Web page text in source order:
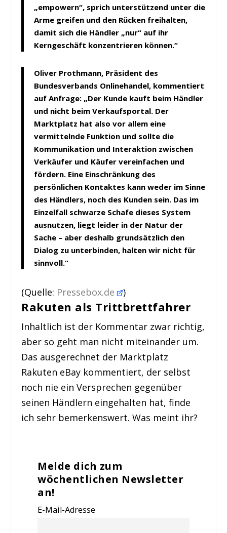
„empowern“, sprich unterstützend unter die
Arme greifen und den Rücken freihalten,
damit sich die Händler „nur“ auf ihr
Kerngeschäft konzentrieren können.“
Oliver Prothmann, Präsident des
Bundesverbands Onlinehandel, kommentiert
auf Anfrage: „Der Kunde kauft beim Händler
und nicht beim Verkaufsportal. Der
Marktplatz hat also vor allem eine
vermittelnde Funktion und sollte die
Kommunikation und Interaktion zwischen
Verkäufer und Käufer vereinfachen und
fördern. Eine Einschränkung des
persönlichen Kontaktes kann weder im Sinne
des Händlers, noch des Kunden sein. Das im
Einzelfall schwarze Schafe dieses System
ausnutzen, liegt leider in der Natur der
Sache – aber deshalb grundsätzlich den
Dialog zu unterbinden, halten wir nicht für
sinnvoll.“
(Quelle: Pressebox.de )
Rakuten als Trittbrettfahrer
Inhaltlich ist der Kommentar zwar richtig,
aber so geht man nicht miteinander um.
Das ausgerechnet der Marktplatz
Rakuten eBay kommentiert, der selbst
noch nie ein Versprechen gegenüber
seinen Händlern eingehalten hat, finde
ich sehr bemerkenswert. Was meint ihr?
Melde dich zum
wöchentlichen Newsletter
an!
E-Mail-Adresse